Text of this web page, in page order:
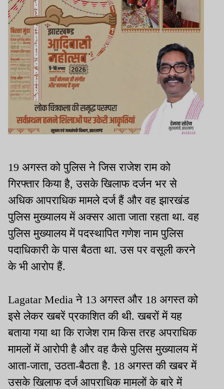
19 अगस्त को पुलिस ने जिस राजेश राम को
गिरफ्तार किया है, उसके खिलाफ दर्जन भर से
अधिक आपराधिक मामले दर्ज हैं और वह झारखंड
पुलिस मुख्यालय में अक्सर आता जाता रहता था. वह
पुलिस मुख्यालय में पदस्थापित गणेश नाम पुलिस
पदाधिकारी के पास बैठता था. उस पर वसूली करने
के भी आरोप हैं.
Lagatar Media ने 13 अगस्त और 18 अगस्त को
इसे लेकर खबरें प्रकाशित की थी. खबरों में यह
बताया गया था कि राजेश राम किस तरह अपराधिक
मामलों में आरोपी है और वह कैसे पुलिस मुख्यालय में
आता-जाता, उठता-बैठता है. 18 अगस्त की खबर में
उसके खिलाफ दर्ज आपराधिक मामलों के बारे में